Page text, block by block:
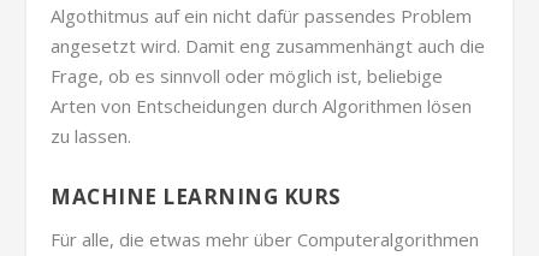
Algothitmus auf ein nicht dafür passendes Problem
angesetzt wird. Damit eng zusammenhängt auch die
Frage, ob es sinnvoll oder möglich ist, beliebige
Arten von Entscheidungen durch Algorithmen lösen
zu lassen.
MACHINE LEARNING KURS
Für alle, die etwas mehr über Computeralgorithmen